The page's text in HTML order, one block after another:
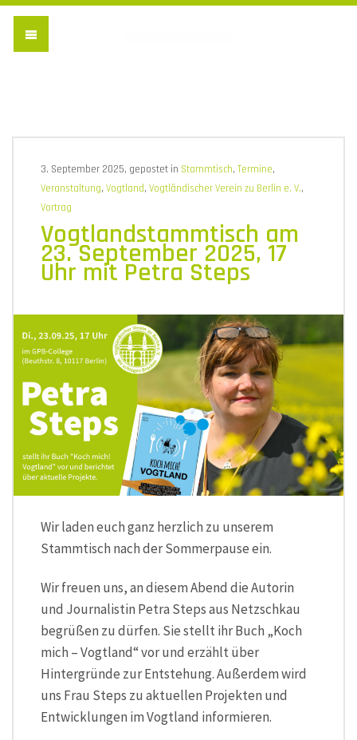
3. September 2025, gepostet in Stammtisch, Termine,
Veranstaltung, Vogtland, Vogtländischer Verein zu Berlin e. V.,
Vortrag
Vogtlandstammtisch am
23. September 2025, 17
Uhr mit Petra Steps
Wir laden euch ganz herzlich zu unserem
Stammtisch nach der Sommerpause ein.
Wir freuen uns, an diesem Abend die Autorin
und Journalistin Petra Steps aus Netzschkau
begrüßen zu dürfen. Sie stellt ihr Buch „Koch
mich – Vogtland“ vor und erzählt über
Hintergründe zur Entstehung. Außerdem wird
uns Frau Steps zu aktuellen Projekten und
Entwicklungen im Vogtland informieren.